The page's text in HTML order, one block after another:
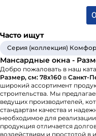
Часто ищут
Серия (коллекция)
Мансардные окна -
Добро пожаловать в наш
Размер, см: 78х160 в Санкт-
широкий ассортимент
строительства. Мы
ведущих производителей,
стандартам качества и
необходимое для
продукция отличается
воздействиям и простотой в